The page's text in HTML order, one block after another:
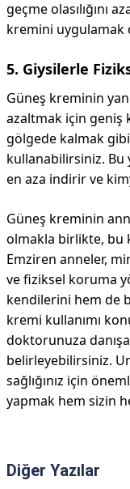
geçme olasılığını
kremini uygulamak
5. Giysilerle
Güneş kreminin
azaltmak için geniş
gölgede kalmak
kullanabilirsiniz. Bu
en aza indirir ve
Güneş kreminin
olmakla birlikte, bu
Emziren anneler,
ve fiziksel koruma
kendilerini hem de
kremi kullanımı
doktorunuza
belirleyebilirsiniz.
sağlığınız için
yapmak hem sizin
Diğer Yazılar